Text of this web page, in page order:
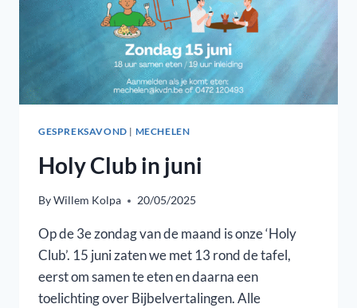
GESPREKSAVOND | MECHELEN
Holy Club in juni
ByWillem Kolpa 20/05/2025
Op de 3e zondag van de maand is onze ‘Holy
Club’. 15 juni zaten we met 13 rond de tafel,
eerst om samen te eten en daarna een
toelichting over Bijbelvertalingen. Alle